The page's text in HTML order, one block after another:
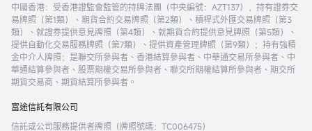
中國香港：受香港證監會監管的持牌法團（中央編號：AZT137），持有證券交
易牌照（第1類）、期貨合約交易牌照（第2類）、槓桿式外匯交易牌照（第3
類）、就證券提供意見牌照（第4類）、就期貨合約提供意見牌照（第5類）、
提供自動化交易服務牌照（第7類）、提供資產管理牌照（第9類）；持有強積
金中介人牌照；是聯交所參與者、香港結算參與者、中華通交易所參與者、中
華通結算參與者、股票期權交易所參與者、聯交所期權結算所參與者、期交所
期貨交易商、期貨結算所參與者。
富途信託有限公司
信託或公司服務提供者牌照（牌照號碼：TC006475）